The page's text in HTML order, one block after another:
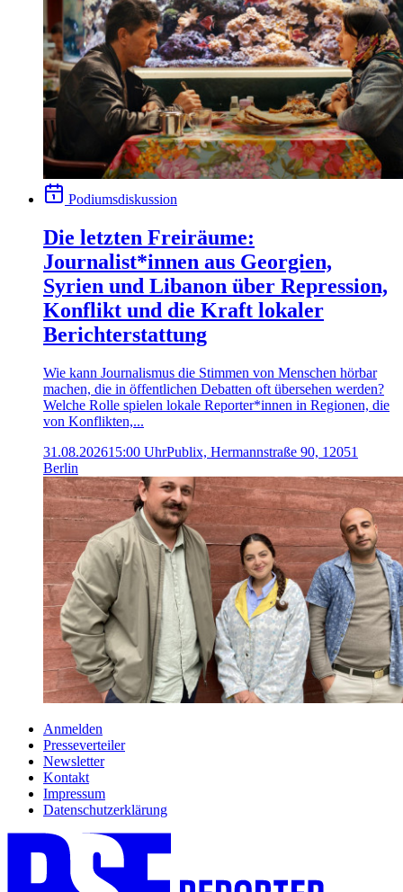
Podiumsdiskussion
Die letzten Freiräume:
Journalist*innen aus Georgien,
Syrien und Libanon über Repression,
Konflikt und die Kraft lokaler
Berichterstattung
Wie kann Journalismus die Stimmen von Menschen hörbar
machen, die in öffentlichen Debatten oft übersehen werden?
Welche Rolle spielen lokale Reporter*innen in Regionen, die
von Konflikten,...
31.08.202615:00 UhrPublix, Hermannstraße 90, 12051
Berlin
Anmelden
Presseverteiler
Newsletter
Kontakt
Impressum
Datenschutzerklärung